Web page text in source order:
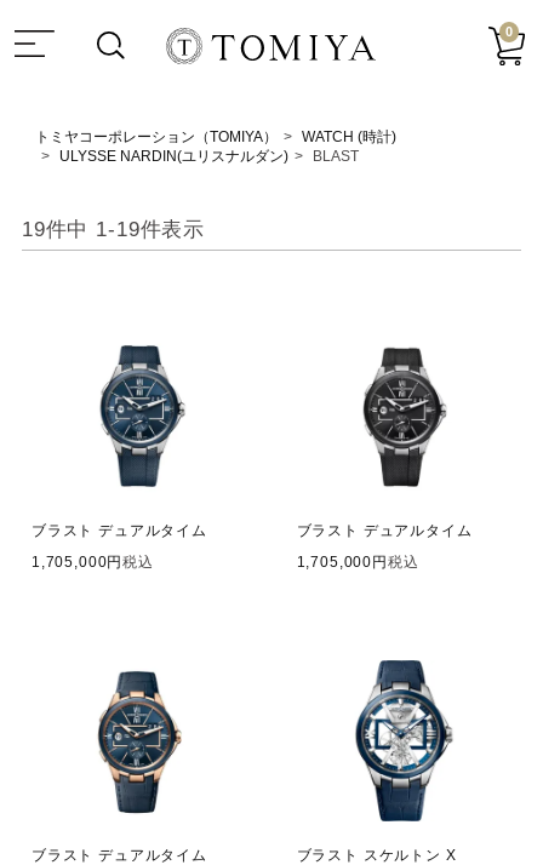
0
トミヤコーポレーション（TOMIYA）
WATCH (時計)
ULYSSE NARDIN(ユリスナルダン)
BLAST
19件中 1-19件表示
ブラスト デュアルタイム
1,705,000
税込
ブラスト デュアルタイム
1,705,000
税込
ブラスト デュアルタイム
ブラスト スケルトン X